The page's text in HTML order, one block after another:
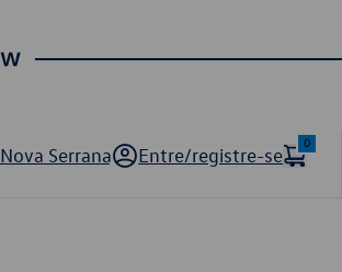
Nova Serrana Entre/registre-se
0